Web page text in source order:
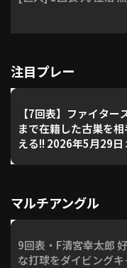
注目プレー
【7回表】ファイター
まで在籍した古巣を
える!! 2026年5月29日
マルチアングル
9回表・F清宮幸太郎
な打球をダイビングキ